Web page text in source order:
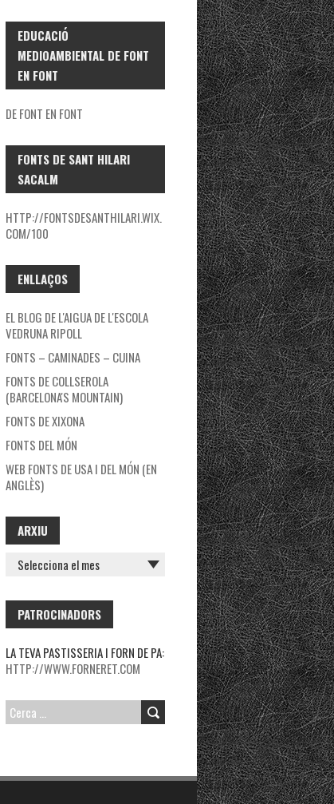
EDUCACIÓ
MEDIOAMBIENTAL DE FONT
EN FONT
DE FONT EN FONT
FONTS DE SANT HILARI
SACALM
HTTP://FONTSDESANTHILARI.WIX.
COM/100
ENLLAÇOS
EL BLOG DE L'AIGUA DE L'ESCOLA
VEDRUNA RIPOLL
FONTS – CAMINADES – CUINA
FONTS DE COLLSEROLA
(BARCELONA'S MOUNTAIN)
FONTS DE XIXONA
FONTS DEL MÓN
WEB FONTS DE USA I DEL MÓN (EN
ANGLÈS)
ARXIU
ARXIU
PATROCINADORS
LA TEVA PASTISSERIA I FORN DE PA:
HTTP://WWW.FORNERET.COM
CERCA: